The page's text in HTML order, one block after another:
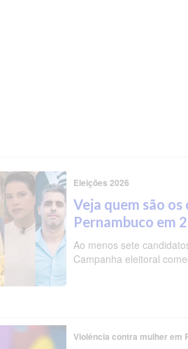
Eleições 2026
Veja quem são
Pernambuco em
Ao menos sete
Campanha eleitoral
Violência contra mulher em